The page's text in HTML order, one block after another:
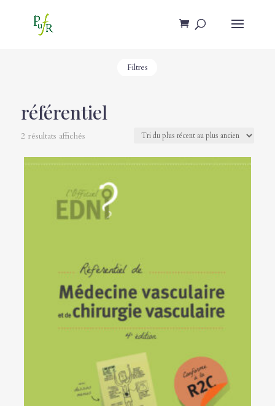
Filtres
référentiel
2 résultats affichés